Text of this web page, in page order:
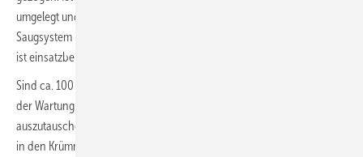
umgelegt und der Maulwurf setzt sich auf den Pellets ab. Das
Saugsystem
ist einsatzbereit.
Sind ca. 100 t Brennmaterial verheizt worden, ist es an der Zeit, bei
der Wartung den Saugschlauch im Speicher vorsorglich
auszutauschen. Damit wird sichergestellt, dass der allmähliche Abrieb
in den Krümmungen der flexiblen Leitung nicht zu einem Leck und